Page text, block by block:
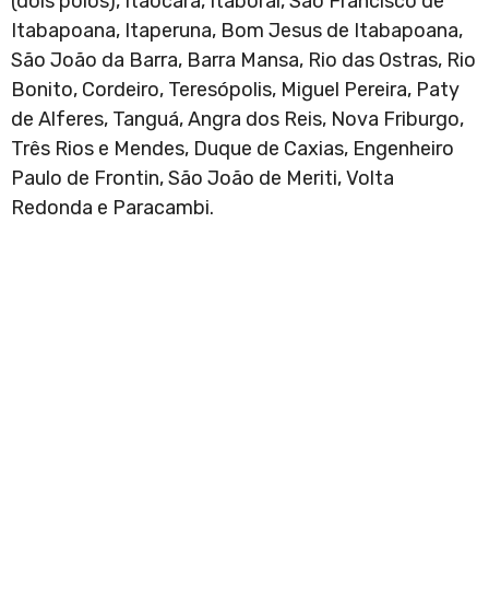
Itabapoana, Itaperuna, Bom Jesus de Itabapoana,
São João da Barra, Barra Mansa, Rio das Ostras, Rio
Bonito, Cordeiro, Teresópolis, Miguel Pereira, Paty
de Alferes, Tanguá, Angra dos Reis, Nova Friburgo,
Três Rios e Mendes, Duque de Caxias, Engenheiro
Paulo de Frontin, São João de Meriti, Volta
Redonda e Paracambi.